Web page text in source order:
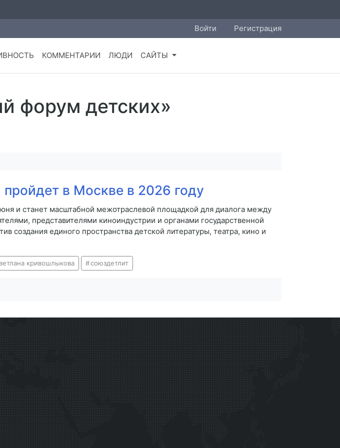
Войти Регистрация
КОММЕНТАРИИ ЛЮДИ САЙТЫ
форум детских»
в Москве в 2026 году
и станет масштабной межотраслевой площадкой для диалога между
представителями киноиндустрии и органами государственной
создания единого пространства детской литературы, театра, кино и
кривошлыкова союздетлит